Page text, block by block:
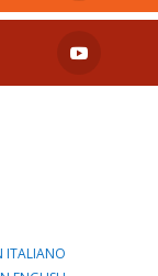
ITALIANO